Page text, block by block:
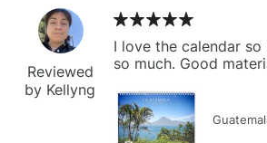
Reviewed
by Kellyng
I love the calendar
so much. Good